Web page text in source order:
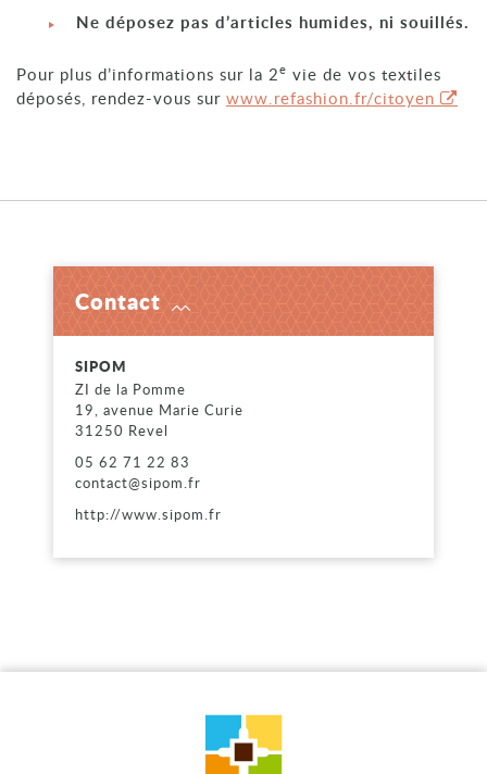
Ne déposez pas d’articles humides, ni souillés.
Pour plus d’informations sur la 2e vie de vos textiles
déposés, rendez-vous sur www.refashion.fr/citoyen
Contact
SIPOM
ZI de la Pomme
19, avenue Marie Curie
31250 Revel
05 62 71 22 83
contact@sipom.fr
http://www.sipom.fr